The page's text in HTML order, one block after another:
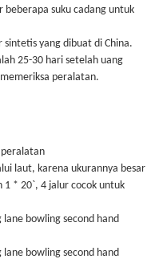
suku cadang untuk
yang dibuat di China.
25-30 hari setelah uang
peralatan.
laut, karena ukurannya besar
* 20`, 4 jalur cocok untuk